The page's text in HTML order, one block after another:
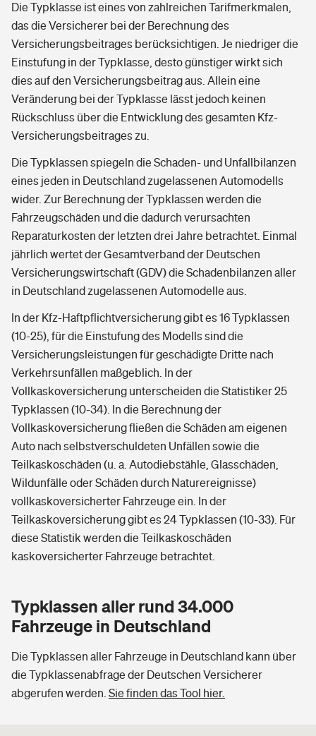
Die Typklasse ist eines von zahlreichen Tarifmerkmalen,
das die Versicherer bei der Berechnung des
Versicherungsbeitrages berücksichtigen. Je niedriger die
Einstufung in der Typklasse, desto günstiger wirkt sich
dies auf den Versicherungsbeitrag aus. Allein eine
Veränderung bei der Typklasse lässt jedoch keinen
Rückschluss über die Entwicklung des gesamten Kfz-
Versicherungsbeitrages zu.
Die Typklassen spiegeln die Schaden- und Unfallbilanzen
eines jeden in Deutschland zugelassenen Automodells
wider. Zur Berechnung der Typklassen werden die
Fahrzeugschäden und die dadurch verursachten
Reparaturkosten der letzten drei Jahre betrachtet. Einmal
jährlich wertet der Gesamtverband der Deutschen
Versicherungswirtschaft (GDV) die Schadenbilanzen aller
in Deutschland zugelassenen Automodelle aus.
In der Kfz-Haftpflichtversicherung gibt es 16 Typklassen
(10-25), für die Einstufung des Modells sind die
Versicherungsleistungen für geschädigte Dritte nach
Verkehrsunfällen maßgeblich. In der
Vollkaskoversicherung unterscheiden die Statistiker 25
Typklassen (10-34). In die Berechnung der
Vollkaskoversicherung fließen die Schäden am eigenen
Auto nach selbstverschuldeten Unfällen sowie die
Teilkaskoschäden (u. a. Autodiebstähle, Glasschäden,
Wildunfälle oder Schäden durch Naturereignisse)
vollkaskoversicherter Fahrzeuge ein. In der
Teilkaskoversicherung gibt es 24 Typklassen (10-33). Für
diese Statistik werden die Teilkaskoschäden
kaskoversicherter Fahrzeuge betrachtet.
Typklassen aller rund 34.000
Fahrzeuge in Deutschland
Die Typklassen aller Fahrzeuge in Deutschland kann über
die Typklassenabfrage der Deutschen Versicherer
abgerufen werden. Sie finden das Tool hier.